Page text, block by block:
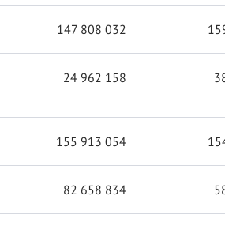
147 808 032
24 962 158
155 913 054
82 658 834